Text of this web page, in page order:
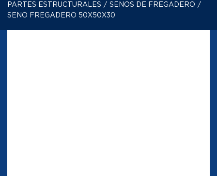
PARTES ESTRUCTURALES / SENOS DE FREGADERO /
SENO FREGADERO 50X50X30